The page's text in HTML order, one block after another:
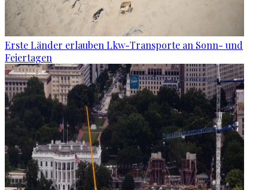
Erste Länder erlauben Lkw-Transporte an Sonn- und
Feiertagen